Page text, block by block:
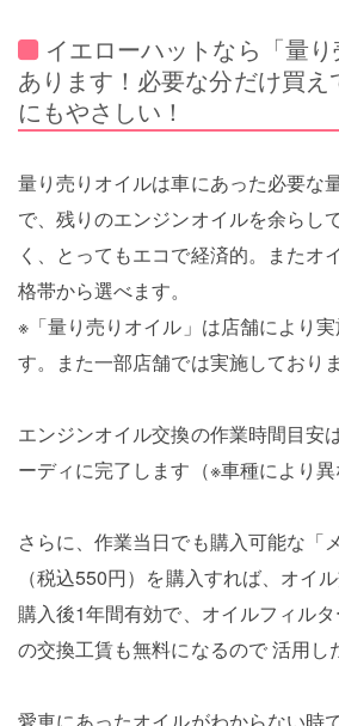
イエローハットなら「量
あります！必要な分だけ買
にもやさしい！
量り売りオイルは車にあった必要な
で、残りのエンジンオイルを余らし
く、とってもエコで経済的。またオ
格帯から選べます。
※「量り売りオイル」は店舗により
す。また一部店舗では実施しておりま
エンジンオイル交換の作業時間目安
ーディに完了します（※車種により異
さらに、作業当日でも購入可能な「
（税込550円）を購入すれば、オイ
購入後1年間有効で、オイルフィル
の交換工賃も無料になるので 活用し